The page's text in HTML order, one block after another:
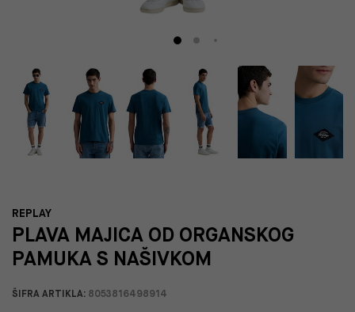
REPLAY
PLAVA MAJICA OD ORGANSKOG
PAMUKA S NAŠIVKOM
ŠIFRA ARTIKLA: 8053816498914